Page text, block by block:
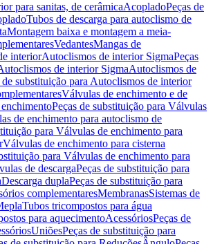
para sanitas, de cerâmicaAcopladoPeças de
Tubos de descarga para autoclismo de
Montagem baixa e montagem a meia-
VedantesMangas de
interiorAutoclismos de interior SigmaPeças
de interior SigmaAutoclismos de
de substituição para Autoclismos de interior
Válvulas de enchimento e de
Peças de substituição para Válvulas
de enchimento para autoclismo de
para Válvulas de enchimento para
Válvulas de enchimento para cisterna
para Válvulas de enchimento para
de descargaPeças de substituição para
Descarga duplaPeças de substituição para
complementaresMembranasSistemas de
Tubos tricompostos para água
para aquecimentoAcessóriosPeças de
UniõesPeças de substituição para